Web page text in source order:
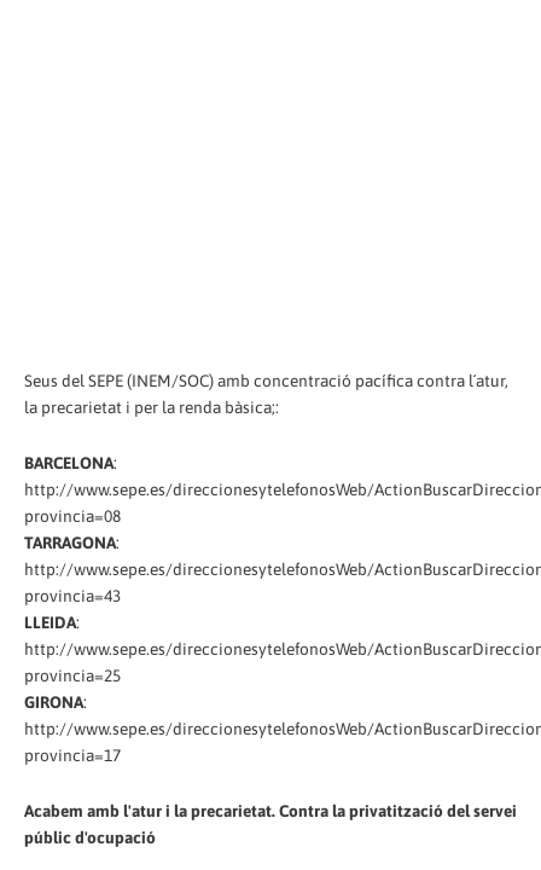
Seus del SEPE (INEM/SOC) amb concentració pacífica contra l´atur,
la precarietat i per la renda bàsica;:
BARCELONA:
http://www.sepe.es/direccionesytelefonosWeb/
provincia=08
TARRAGONA:
http://www.sepe.es/direccionesytelefonosWeb/
provincia=43
LLEIDA:
http://www.sepe.es/direccionesytelefonosWeb/
provincia=25
GIRONA:
http://www.sepe.es/direccionesytelefonosWeb/
provincia=17
Acabem amb l'atur i la precarietat. Contra la privatització del servei
públic d'ocupació